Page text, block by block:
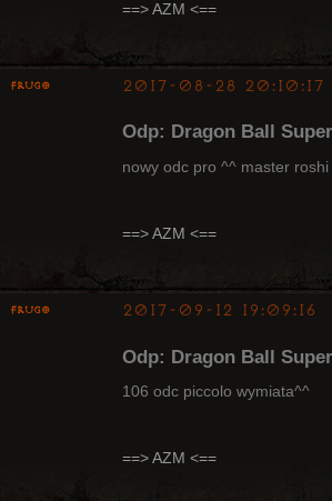
==> AZM <==
Frugo 2017-08-28 20:10:17
Odp: Dragon Ball Super
nowy odc pro ^^ master
==> AZM <==
Frugo 2017-09-12 19:09:16
Odp: Dragon Ball Super
106 odc piccolo wymiata^^
==> AZM <==